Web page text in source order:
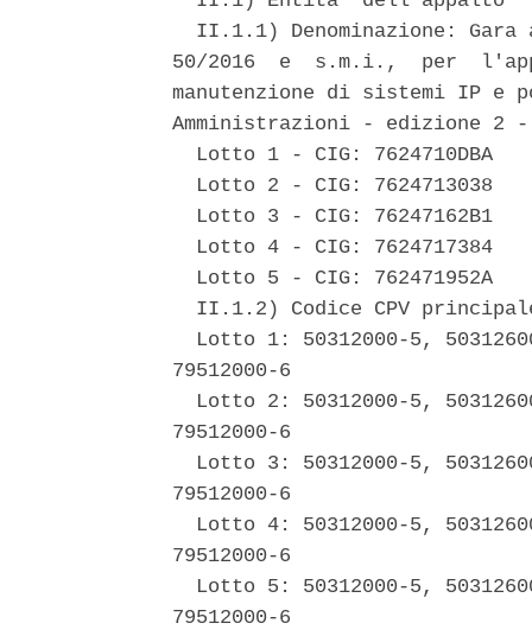
II.1.1) Denominazione: Gara
50/2016  e  s.m.i.,  per
manutenzione di sistemi IP e
Amministrazioni - edizione 2
  Lotto 1 - CIG: 7624710DBA
  Lotto 2 - CIG: 7624713038
  Lotto 3 - CIG: 76247162B1
  Lotto 4 - CIG: 7624717384
  Lotto 5 - CIG: 762471952A
II.1.2) Codice CPV
Lotto 1: 50312000-5,
79512000-6
Lotto 2: 50312000-5,
79512000-6
Lotto 3: 50312000-5,
79512000-6
Lotto 4: 50312000-5,
79512000-6
Lotto 5: 50312000-5,
79512000-6